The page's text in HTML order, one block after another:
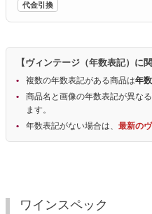
代金引換
【ヴィンテージ（年数表記）に
複数の年数表記がある商品は年
商品名と画像の年数表記が異なる
ます。
年数表記がない場合は、 最新の
ワインスペック